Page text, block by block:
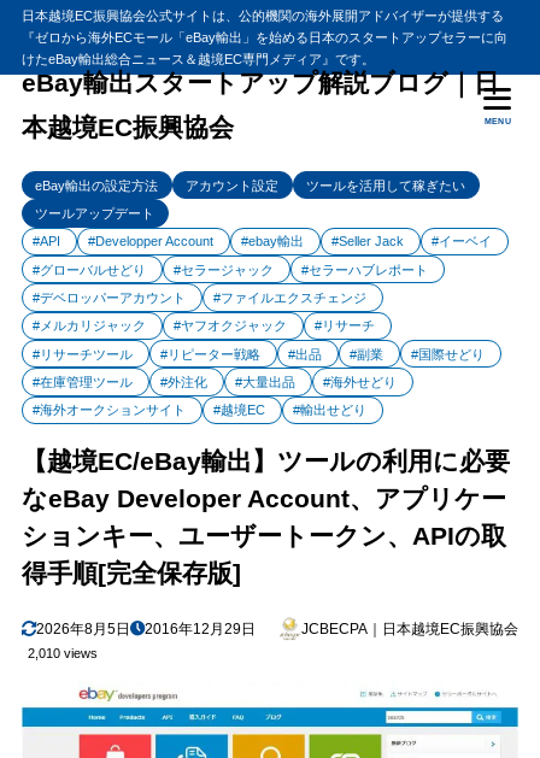
日本越境EC振興協会公式サイトは、公的機関の海外展開アドバイザーが提供する
『ゼロから海外ECモール「eBay輸出」を始める日本のスタートアップセラーに向
けたeBay輸出総合ニュース＆越境EC専門メディア』です。
eBay輸出スタートアップ解説ブログ｜日
本越境EC振興協会
MENU
eBay輸出の設定方法 アカウント設定
ツールを活用して稼ぎたい
ツールアップデート
#API
#Developper Account #ebay輸出 #Seller Jack
#イーベイ
#グローバルせどり
#セラージャック
#セラーハブレポート
#デベロッパーアカウント
#ファイルエクスチェンジ
#メルカリジャック
#ヤフオクジャック
#リサーチ
#リサーチツール
#リピーター戦略 #出品 #副業
#国際せどり
#在庫管理ツール
#外注化 #大量出品
#海外せどり
#海外オークションサイト
#越境EC #輸出せどり
【越境EC/eBay輸出】ツールの利用に必要
なeBay Developer Account、アプリケー
ションキー、ユーザートークン、APIの取
得手順[完全保存版]
2026年8月5日 2016年12月29日 JCBECPA｜日本越境EC振興協会
2,010 views
目次
1 eBay輸出ツール開発・利用に必要なeBay Developer Account、
保存版]
1.1 eBayツール開発に必要なAPI導入ガイド
2 eBayデベロッパーアカウントの登録
2.1 デベロッパーアカウント登録動画解説
2.2 デベロッパーアカウント登録手順
2.2.1 Join → Register Now デベロッパーアカウントの新規作成
2.2.2 Verification メールの受信
2.2.3 デベロッパーアカウントへのログイン
FAQ Verificationが送信されてこない場合の原因と対応は
アプリケーションキーの発行
3.1 デベロッパーアカウントへのサインイン
3.2 アプリケーションキー、トークン取得の解説動画
3.4 eBay APIアカウント 削除/閉鎖通知の設定
アプリケーションキーの登録照会